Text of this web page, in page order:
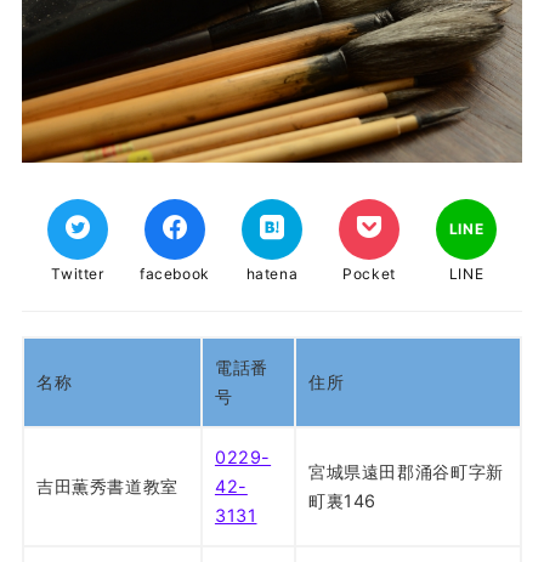
Twitter facebook hatena Pocket
LINE
LINE
名称
電話番
号
住所
吉田薫秀書道教室
0229-
42-
3131
宮城県遠田郡涌谷町字新
町裏146